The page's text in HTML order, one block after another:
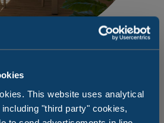
This website uses analytical
"third party" cookies,
na wynos na